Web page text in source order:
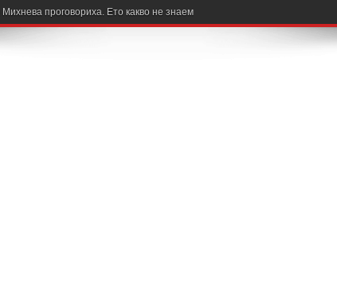
проговориха. Ето какво не знаем